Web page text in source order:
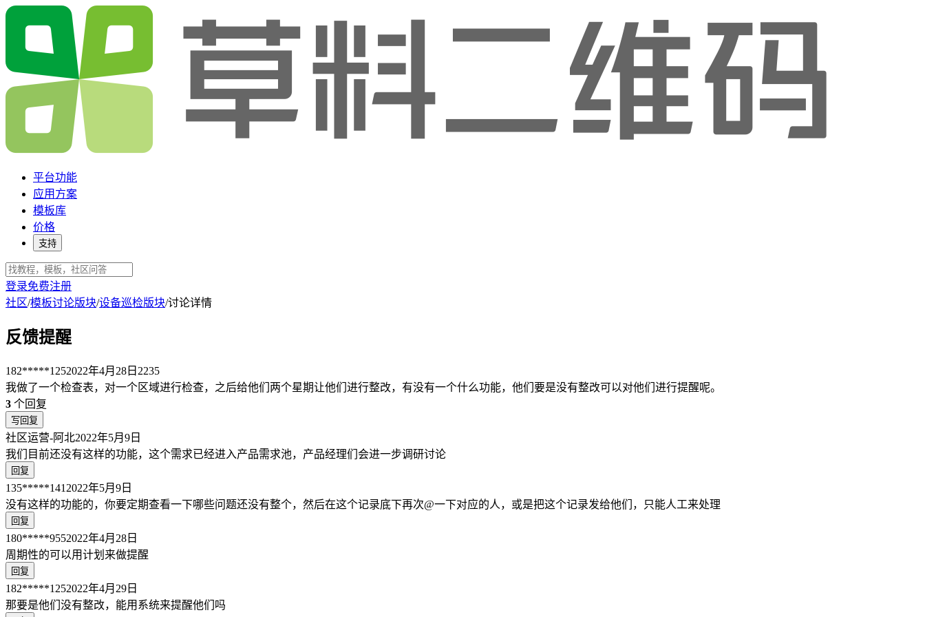
平台功能
应用方案
模板库
价格
支持
登录免费注册
社区/模板讨论版块/设备巡检版块/讨论详情
反馈提醒
182*****1252022年4月28日 2235
我做了一个检查表，对一个区域进行检查，之后给他们两个星期让他们进行整改，有没有一个什么功能，他们要是没有整改可以对他们进行提醒呢。
3 个回复
写回复
社区运营-阿北2022年5月9日
我们目前还没有这样的功能，这个需求已经进入产品需求池，产品经理们会进一步调研讨论
回复
135*****141 2022年5月9日
没有这样的功能的，你要定期查看一下哪些问题还没有整个，然后在这个记录底下再次@一下对应的人，或是把这个记录发给他们，只能人工来处理
回复
180*****9552022年4月28日
周期性的可以用计划来做提醒
回复
182*****1252022年4月29日
那要是他们没有整改，能用系统来提醒他们吗